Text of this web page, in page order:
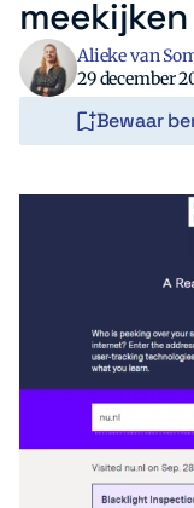
Zoeken
meekijken
Alieke van
29 december
Bewaar